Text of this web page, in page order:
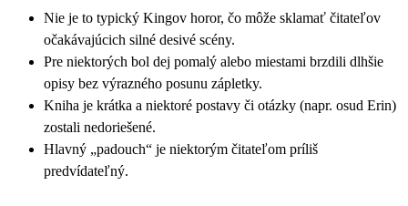
Nie je to typický Kingov horor, čo môže sklamať čitateľov
očakávajúcich silné desivé scény.
Pre niektorých bol dej pomalý alebo miestami brzdili dlhšie
opisy bez výrazného posunu zápletky.
Kniha je krátka a niektoré postavy či otázky (napr. osud Erin)
zostali nedoriešené.
Hlavný „padouch“ je niektorým čitateľom príliš
predvídateľný.